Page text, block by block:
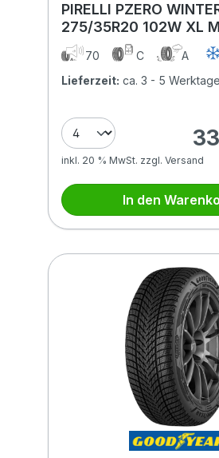
PIRELLI PZERO
275/35R20 102W XL
70 C
A
Lieferzeit: ca. 3 - 5 Werktage
inkl. 20 % MwSt. zzgl. Versand
In den